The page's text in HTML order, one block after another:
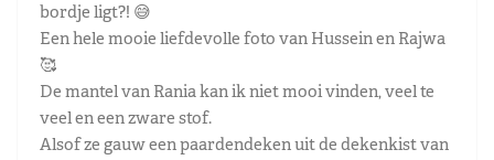
bordje ligt?! 😅
Een hele mooie liefdevolle foto van Hussein en Rajwa
🥰
De mantel van Rania kan ik niet mooi vinden, veel te
veel en een zware stof.
Alsof ze gauw een paardendeken uit de dekenkist van